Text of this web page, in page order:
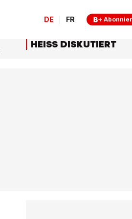
DE FR
HEISS DISKUTIERT